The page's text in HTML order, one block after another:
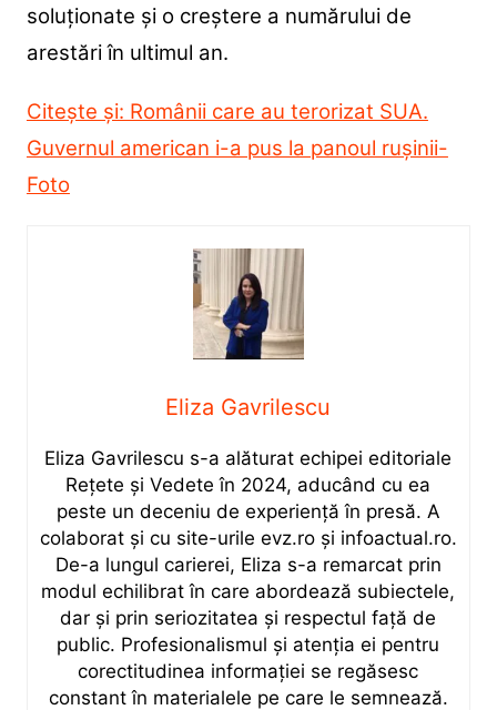
soluționate și o creștere a numărului de
arestări în ultimul an.
Citește și: Românii care au terorizat SUA.
Guvernul american i-a pus la panoul rușinii-
Foto
Eliza Gavrilescu
Eliza Gavrilescu s-a alăturat echipei editoriale
Rețete şi Vedete în 2024, aducând cu ea
peste un deceniu de experiență în presă. A
colaborat și cu site-urile evz.ro și infoactual.ro.
De-a lungul carierei, Eliza s-a remarcat prin
modul echilibrat în care abordează subiectele,
dar și prin seriozitatea și respectul față de
public. Profesionalismul și atenția ei pentru
corectitudinea informației se regăsesc
constant în materialele pe care le semnează.